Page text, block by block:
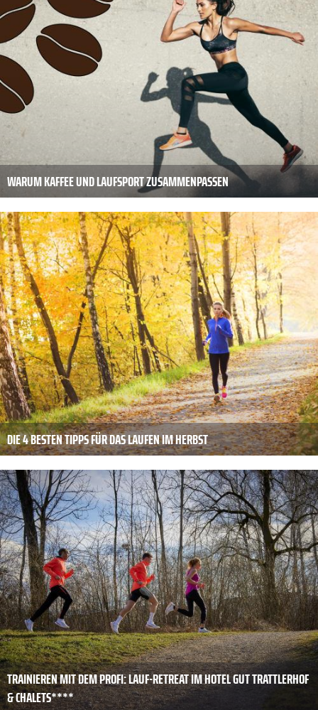
WARUM KAFFEE UND LAUFSPORT ZUSAMMENPASSEN
DIE 4 BESTEN TIPPS FÜR DAS LAUFEN IM HERBST
TRAINIEREN MIT DEM PROFI: LAUF-RETREAT IM HOTEL GUT TRATTLERHOF
& CHALETS****